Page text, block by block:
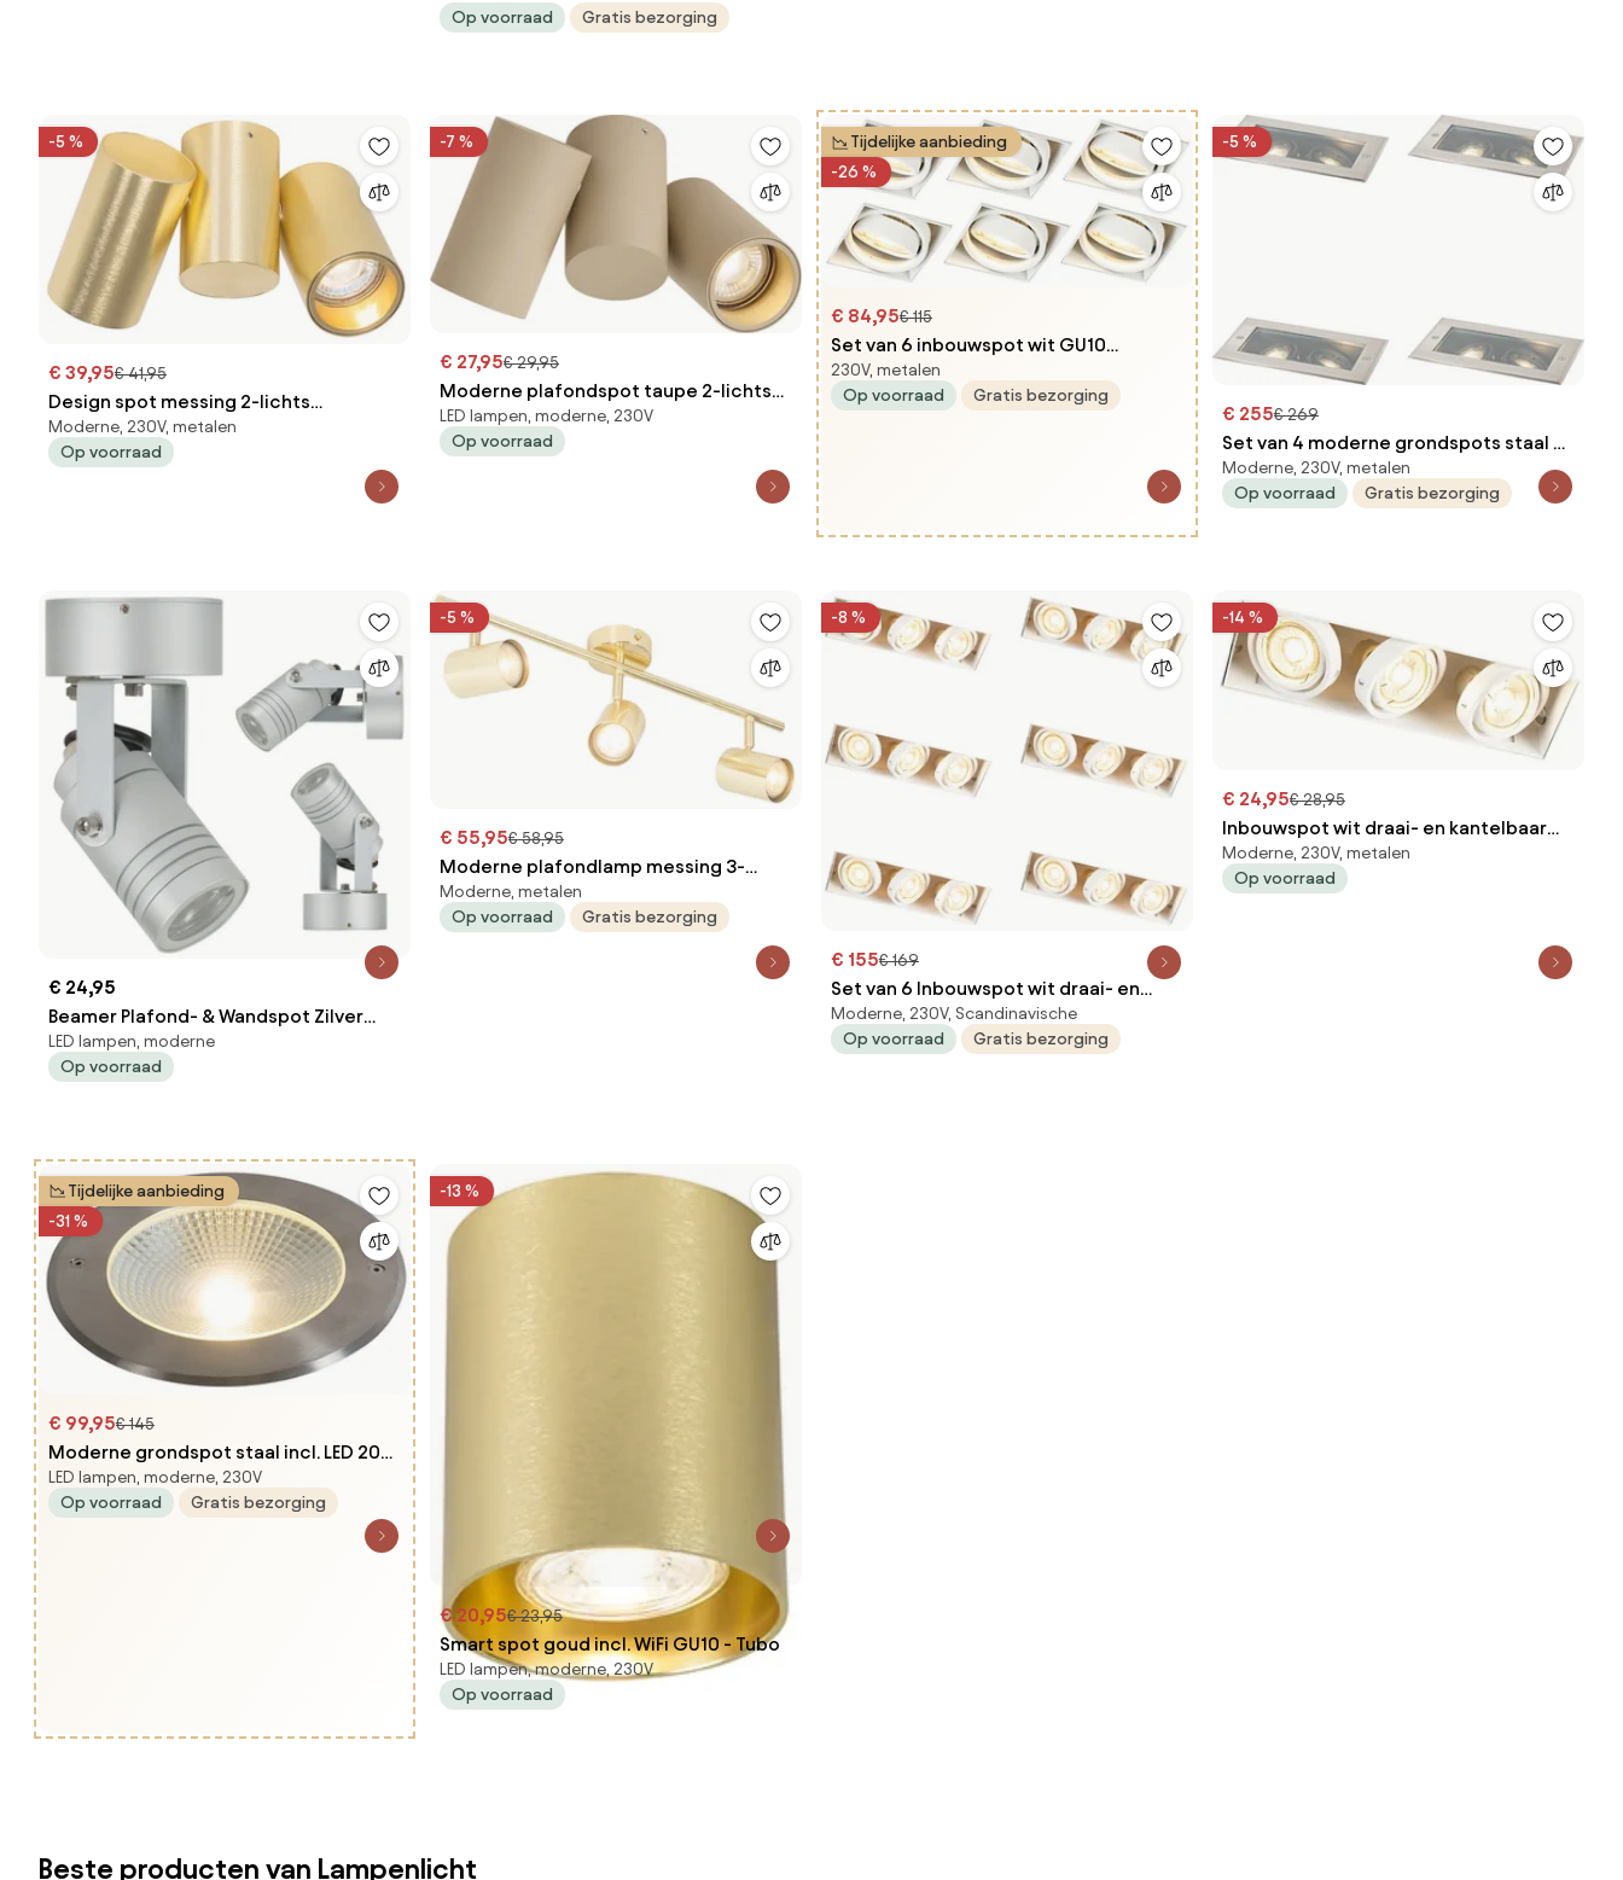
Op voorraad
Gratis bezorging
-5 %
€ 39,95€ 41,95
Design spot messing 2-lichts
verstelbaar - Michael
Moderne, 230V, metalen
Op voorraad
-7 %
€ 27,95€ 29,95
Moderne plafondspot taupe 2-lichts
kantelbaar - Michael
LED lampen, moderne, 230V
Op voorraad
Tijdelijke aanbieding
-26 %
€ 84,95€ 115
Set van 6 inbouwspot wit GU10
kantelbaar trimless - Oneon
230V, metalen
Op voorraad
Gratis bezorging
-5 %
€ 255€ 269
Set van 4 moderne grondspots staal 2-
lichts verstelbaar IP65 - Oneon
Moderne, 230V, metalen
Op voorraad
Gratis bezorging
€ 24,95
Beamer Plafond- & Wandspot Zilver
met LED
LED lampen, moderne
Op voorraad
-5 %
€ 55,95€ 58,95
Moderne plafondlamp messing 3-
lichts verstelbaar - Jeana
Moderne, metalen
Op voorraad
Gratis bezorging
-8 %
€ 155€ 169
Set van 6 Inbouwspot wit draai- en
kantelbaar trimless 3-lichts - Oneon
Moderne, 230V, Scandinavische
Op voorraad
Gratis bezorging
-14 %
€ 24,95€ 28,95
Inbouwspot wit draai- en kantelbaar
trimless 3-lichts - Oneon
Moderne, 230V, metalen
Op voorraad
Tijdelijke aanbieding
-31 %
€ 99,95€ 145
Moderne grondspot staal incl. LED 20W
- Bridge
LED lampen, moderne, 230V
Op voorraad
Gratis bezorging
-13 %
€ 20,95€ 23,95
Smart spot goud incl. WiFi GU10 - Tubo
LED lampen, moderne, 230V
Op voorraad
Beste producten van Lampenlicht